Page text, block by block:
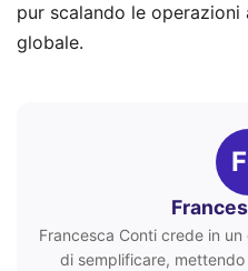
pur scalando le
globale.
Francesca Conti crede in
di semplificare,